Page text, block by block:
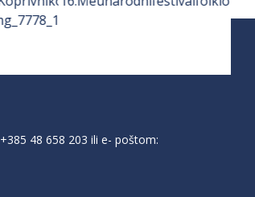
+385 48 658 203 ili e- poštom: